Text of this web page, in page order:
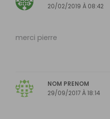
20/02/2019 À 08:42
merci pierre
NOM PRENOM
29/09/2017 À 18:14